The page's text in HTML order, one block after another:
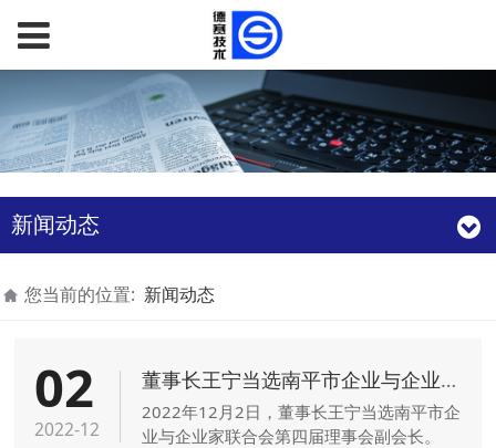
新闻动态
您当前的位置: 新闻动态
02
2022-12
董事长王宁当选南平市企业与企业家联合会第四届理事会副会长
2022年12月2日，董事长王宁当选南平市企
业与企业家联合会第四届理事会副会长。